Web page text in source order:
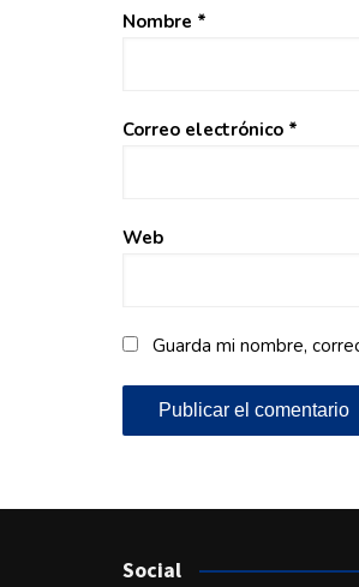
Nombre *
Correo electrónico *
Web
Guarda mi nombre,
Social